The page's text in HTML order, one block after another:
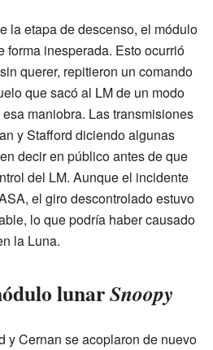
la etapa de descenso, el módulo
forma inesperada. Esto ocurrió
querer, repitieron un comando
que sacó al LM de un modo
maniobra. Las transmisiones
y Stafford diciendo algunas
decir en público antes de que
del LM. Aunque el incidente
el giro descontrolado estuvo
lo que podría haber causado
la Luna.
lunarSnoopy
y Cernan se acoplaron de nuevo